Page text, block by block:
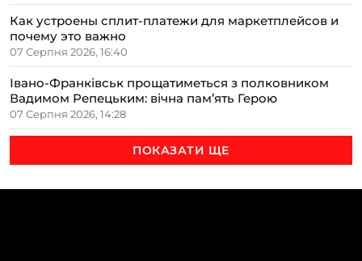
Как устроены сплит-платежи для маркетплейсов и
почему это важно
07 Серпня 2026, 16:40
Івано-Франківськ прощатиметься з полковником
Вадимом Репецьким: вічна пам’ять Герою
07 Серпня 2026, 14:28
ПОКАЗАТИ ЩЕ